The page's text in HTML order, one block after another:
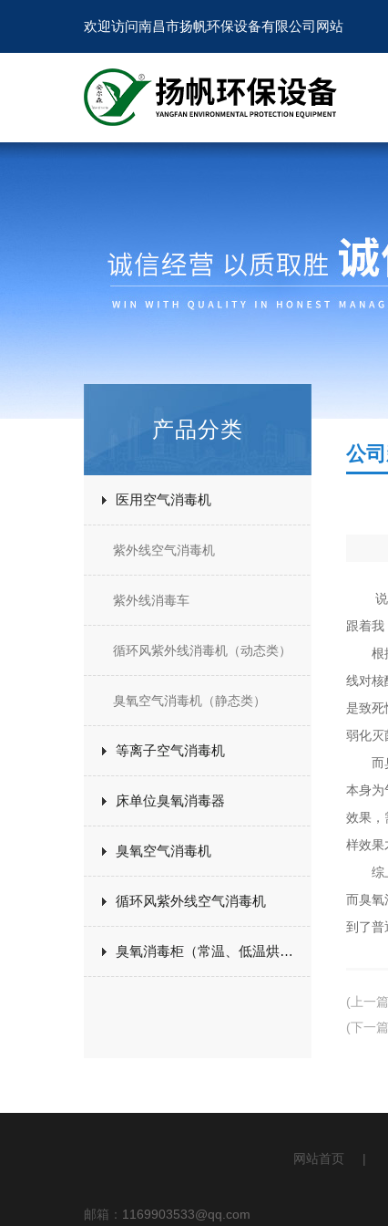
欢迎访问南昌市扬帆环保设备有限公司网站
产品分类
医用空气消毒机
紫外线空气消毒机
紫外线消毒车
循环风紫外线消毒机（动态类）
臭氧空气消毒机（静态类）
等离子空气消毒机
床单位臭氧消毒器
臭氧空气消毒机
循环风紫外线空气消毒机
臭氧消毒柜（常温、低温烘干）
公
说道
跟着我
根据
线对核
是致
弱化灭
而臭
本身为
效果，
样效果
综上
而臭氧
到了普
(上一
(下一
网站首页 |
邮箱： 1169903533@qq.com